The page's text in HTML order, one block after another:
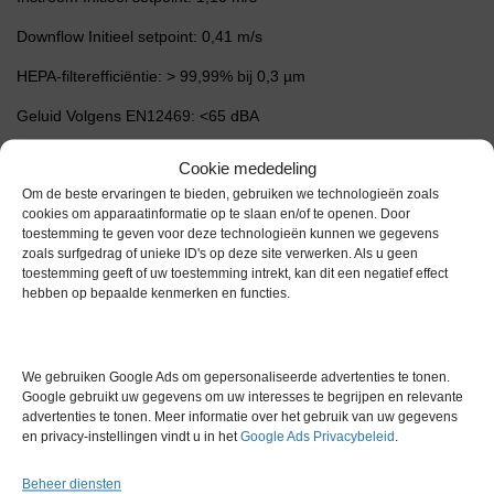
Cookie mededeling
Om de beste ervaringen te bieden, gebruiken we technologieën zoals
cookies om apparaatinformatie op te slaan en/of te openen. Door
toestemming te geven voor deze technologieën kunnen we gegevens
zoals surfgedrag of unieke ID's op deze site verwerken. Als u geen
toestemming geeft of uw toestemming intrekt, kan dit een negatief effect
hebben op bepaalde kenmerken en functies.
We gebruiken Google Ads om gepersonaliseerde advertenties te tonen.
Google gebruikt uw gegevens om uw interesses te begrijpen en relevante
advertenties te tonen. Meer informatie over het gebruik van uw gegevens
en privacy-instellingen vindt u in hetGoogle Ads Privacybeleid .
Beheer diensten
Downflow Initieel setpoint: 0,41 m/s
HEPA-filterefficiëntie: > 99,99% bij 0,3 µm
Geluid Volgens EN12469: <65 dBA
achtergrond) volgens NSF49-testrooster
UV-interlock zorgt ervoor dat de UV-lamp wordt uitgeschakeld
wanneer het raam niet volledig gesloten is.
Hoofdlichaamconstructie: 1,2 mm dik elektrolytisch verzinkt staal
Netto gewicht: 298 kg
Extra informatie